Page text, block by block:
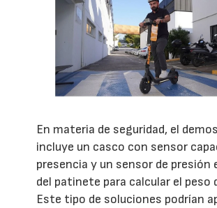
En materia de seguridad, el
incluye un casco con sensor
presencia y un sensor de presión
del patinete para calcular el peso
Este tipo de soluciones podrían